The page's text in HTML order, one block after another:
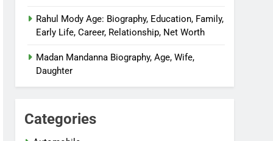
Rahul Mody Age: Biography, Education, Family,
Early Life, Career, Relationship, Net Worth
Madan Mandanna Biography, Age, Wife,
Daughter
Categories